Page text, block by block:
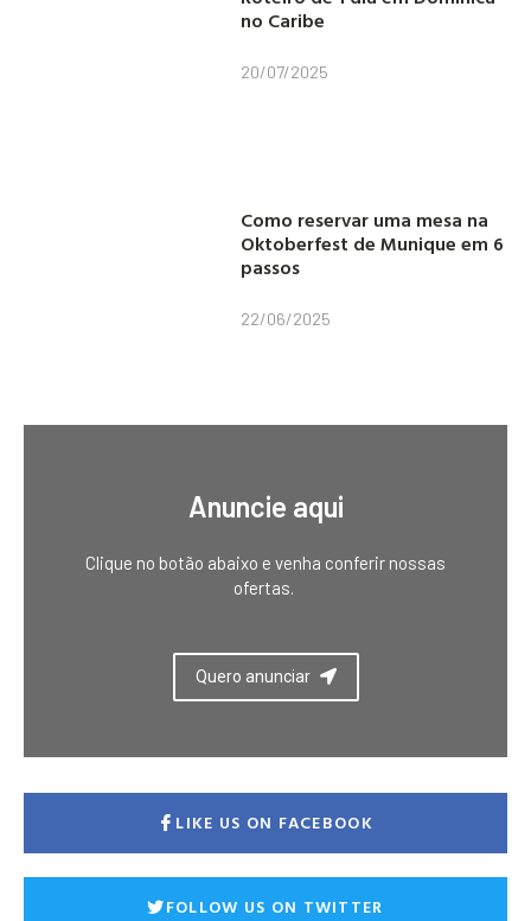
no Caribe
20/07/2025
Como reservar uma mesa na
Oktoberfest de Munique em 6
passos
22/06/2025
Anuncie aqui
Clique no botão abaixo e venha conferir nossas
ofertas.
Quero anunciar
LIKE US ON FACEBOOK
FOLLOW US ON TWITTER